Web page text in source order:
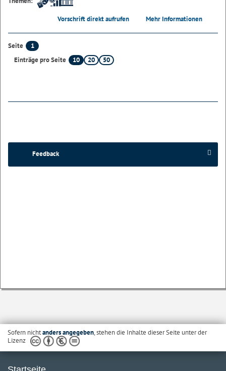
Vorschrift direkt aufrufen Mehr Informationen
Seite
1
Einträge pro Seite
10 20 50
Feedback
Sofern nichtanders angegeben, stehen die Inhalte dieser Seite unter der
Lizenz